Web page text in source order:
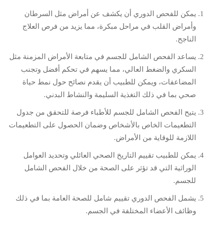
يمكن للفحص الدوري أن يكشف عن أمراض مثل السرطان
وأمراض القلب في مراحل مبكرة، مما يزيد من فرص العلاج
الناجح.
يساعد الفحص الشامل للجسم في متابعة الأمراض المزمنة مثل
السكري والضغط العالي، مما يسهم في تحكم أفضل وتجنب
المضاعفات، ويمكن للطبيب أن يقدم نصائح حول نمط حياة
صحي بما في ذلك التغذية السليمة والنشاط البدني.
يتيح الفحص الشامل للجسم للأطباء فرصة للتحقق من جدول
التطعيمات الخاص بالأشخاص وضمان الحصول على التطعيمات
اللازمة للوقاية من الأمراض.
يمكن للطبيب تقييم التاريخ الصحي العائلي وتحديد العوامل
الوراثية التي قد تؤثر على الصحة من خلال الفحص الشامل
للجسم.
يشمل الفحص الدوري تقييم شامل للصحة العامة بما في ذلك
وظائف الأعضاء المختلفة في الجسم.